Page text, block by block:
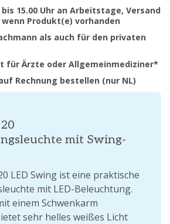
15.00 Uhr an Arbeitstage, Versand
Produkt(e) vorhanden
als auch für den privaten
für Ärzte oder Allgemeinmediziner*
Rechnung bestellen (nur NL)
mit Swing-
LED Swing ist eine praktische
mit LED-Beleuchtung.
einem Schwenkarm
sehr helles weißes Licht